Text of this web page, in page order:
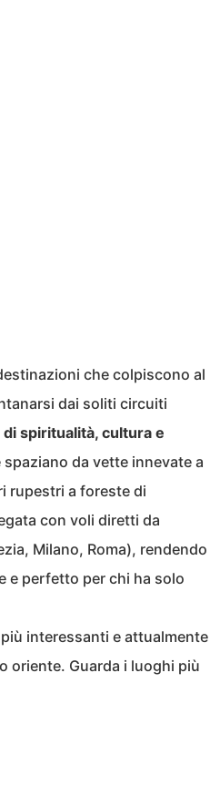
che colpiscono al
dai soliti circuiti
di spiritualità, cultura e
da vette innevate a
rupestri a foreste di
con voli diretti da
Milano, Roma), rendendo
e perfetto per chi ha solo
interessanti e attualmente
oriente. Guarda i luoghi più